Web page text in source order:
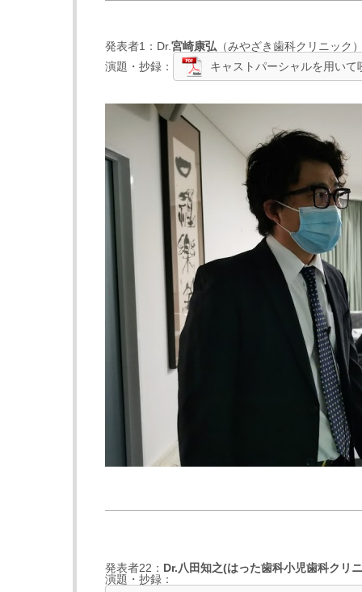
発表者1：Dr.宮崎康弘 （みやざき歯科クリニック
演題・抄録：
キャストパーシャルを用い
発表者22： Dr.八田知之(はった歯科小児歯科クリ
演題・抄録：